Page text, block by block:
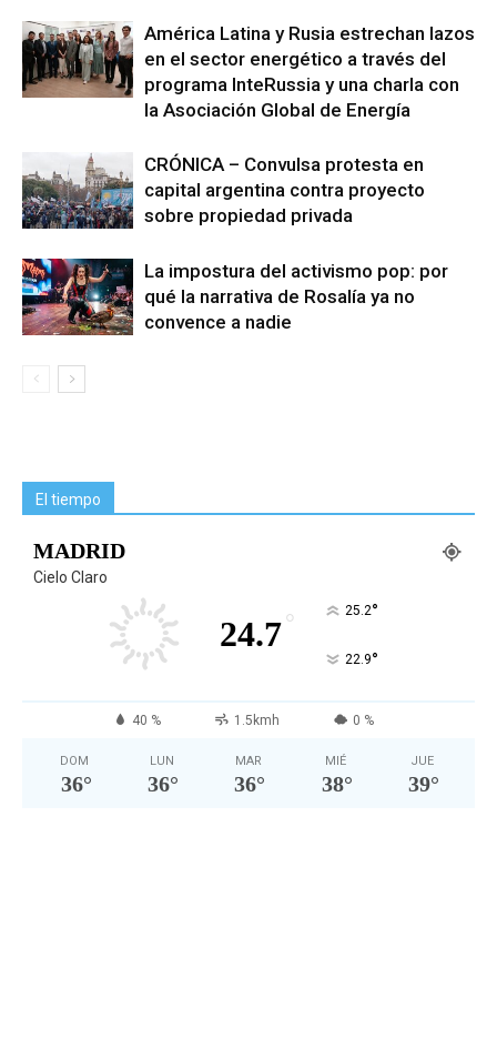
América Latina y Rusia estrechan lazos
en el sector energético a través del
programa InteRussia y una charla con
la Asociación Global de Energía
CRÓNICA – Convulsa protesta en
capital argentina contra proyecto
sobre propiedad privada
La impostura del activismo pop: por
qué la narrativa de Rosalía ya no
convence a nadie
El tiempo
MADRID
Cielo Claro
24.7° 25.2°
22.9°
40 % 1.5kmh 0 %
DOM
36°
LUN
36°
MAR
36°
MIÉ
38°
JUE
39°